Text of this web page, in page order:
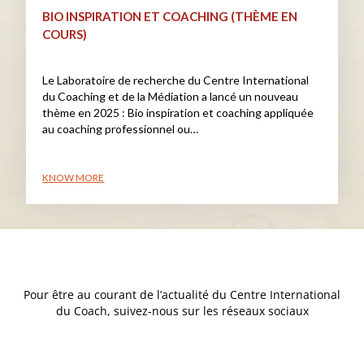
BIO INSPIRATION ET COACHING (THÈME EN
COURS)
Le Laboratoire de recherche du Centre International
du Coaching et de la Médiation a lancé un nouveau
thème en 2025 : Bio inspiration et coaching appliquée
au coaching professionnel ou…
KNOW MORE
Pour être au courant de l’actualité du Centre International
du Coach, suivez-nous sur les réseaux sociaux